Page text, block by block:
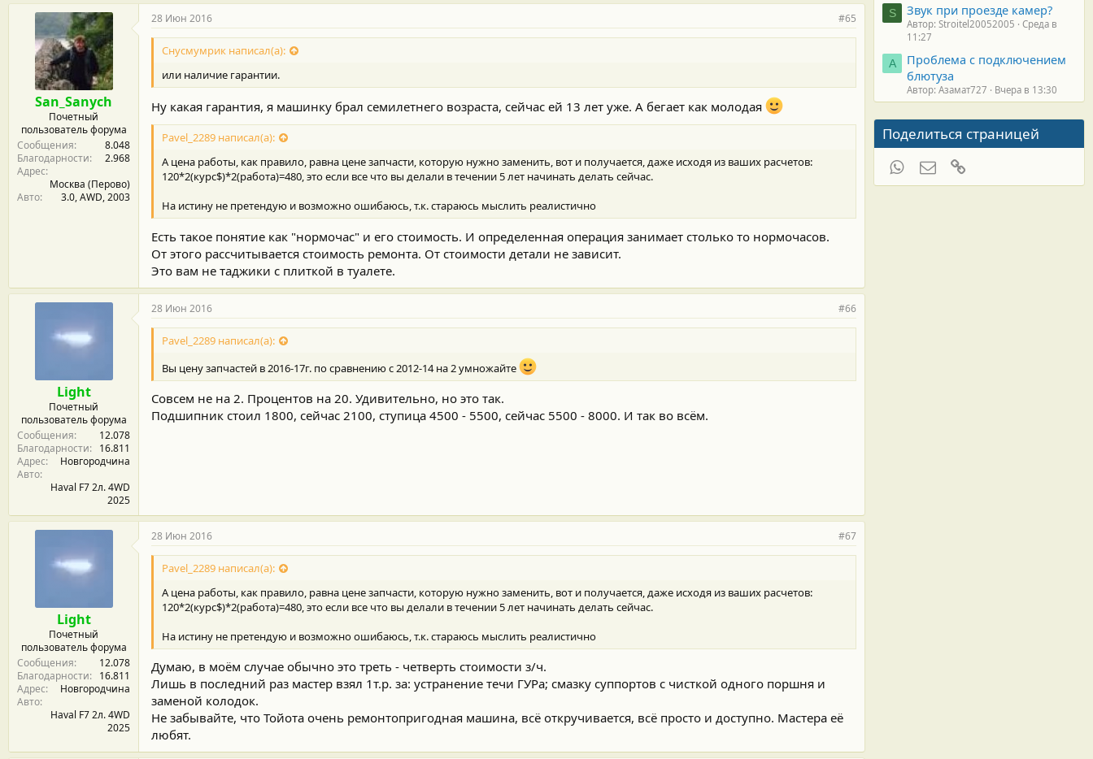
San_Sanych
Почетный
пользователь форума
Сообщения
8.048
Благодарности
2.968
Адрес
Москва (Перово)
Авто
3.0, AWD, 2003
28 Июн 2016 #65
Снусмумрик написал(а):
или наличие гарантии.
Ну какая гарантия, я машинку брал семилетнего возраста, сейчас ей 13 лет уже. А бегает как молодая
Pavel_2289 написал(а):
А цена работы, как правило, равна цене запчасти, которую нужно заменить, вот и получается, даже исходя из ваших расчетов:
120*2(курс$)*2(работа)=480, это если все что вы делали в течении 5 лет начинать делать сейчас.
На истину не претендую и возможно ошибаюсь, т.к. стараюсь мыслить реалистично
Есть такое понятие как "нормочас" и его стоимость. И определенная операция занимает столько то нормочасов.
От этого рассчитывается стоимость ремонта. От стоимости детали не зависит.
Это вам не таджики с плиткой в туалете.
Light
Почетный
пользователь форума
Сообщения
12.078
Благодарности
16.811
Адрес
Новгородчина
Авто
Haval F7 2л. 4WD
2025
28 Июн 2016 #66
Pavel_2289 написал(а):
Вы цену запчастей в 2016-17г. по сравнению с 2012-14 на 2 умножайте
Совсем не на 2. Процентов на 20. Удивительно, но это так.
Подшипник стоил 1800, сейчас 2100, ступица 4500 - 5500, сейчас 5500 - 8000. И так во всём.
Light
Почетный
пользователь форума
Сообщения
12.078
Благодарности
16.811
Адрес
Новгородчина
Авто
Haval F7 2л. 4WD
2025
28 Июн 2016 #67
Pavel_2289 написал(а):
А цена работы, как правило, равна цене запчасти, которую нужно заменить, вот и получается, даже исходя из ваших расчетов:
120*2(курс$)*2(работа)=480, это если все что вы делали в течении 5 лет начинать делать сейчас.
На истину не претендую и возможно ошибаюсь, т.к. стараюсь мыслить реалистично
Думаю, в моём случае обычно это треть - четверть стоимости з/ч.
Лишь в последний раз мастер взял 1т.р. за: устранение течи ГУРа; смазку суппортов с чисткой одного поршня и
заменой колодок.
Не забывайте, что Тойота очень ремонтопригодная машина, всё откручивается, всё просто и доступно. Мастера её
любят.
S Звук при проезде камер?
Автор: Stroitel20052005
Среда в
11:27
А
Проблема с подключением
блютуза
Автор: Азамат727 Вчера в 13:30
Поделиться страницей
WhatsAppЭлектронная почта